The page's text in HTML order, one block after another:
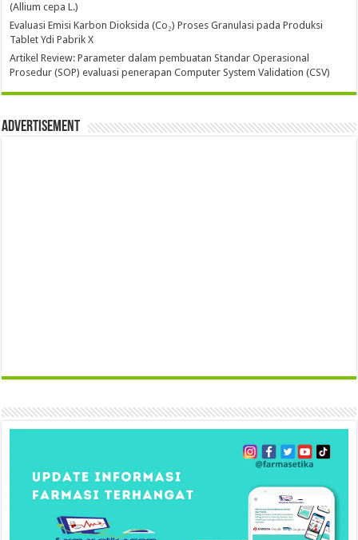
(Allium cepa L.)
Evaluasi Emisi Karbon Dioksida (Co₂) Proses Granulasi pada Produksi
Tablet Ydi Pabrik X
Artikel Review: Parameter dalam pembuatan Standar Operasional
Prosedur (SOP) evaluasi penerapan Computer System Validation (CSV)
Advertisement